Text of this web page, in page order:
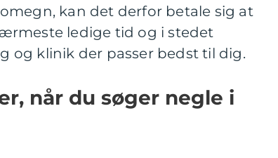
kan det derfor betale sig at
ledige tid og i stedet
og klinik der passer bedst til dig.
når du søger negle i